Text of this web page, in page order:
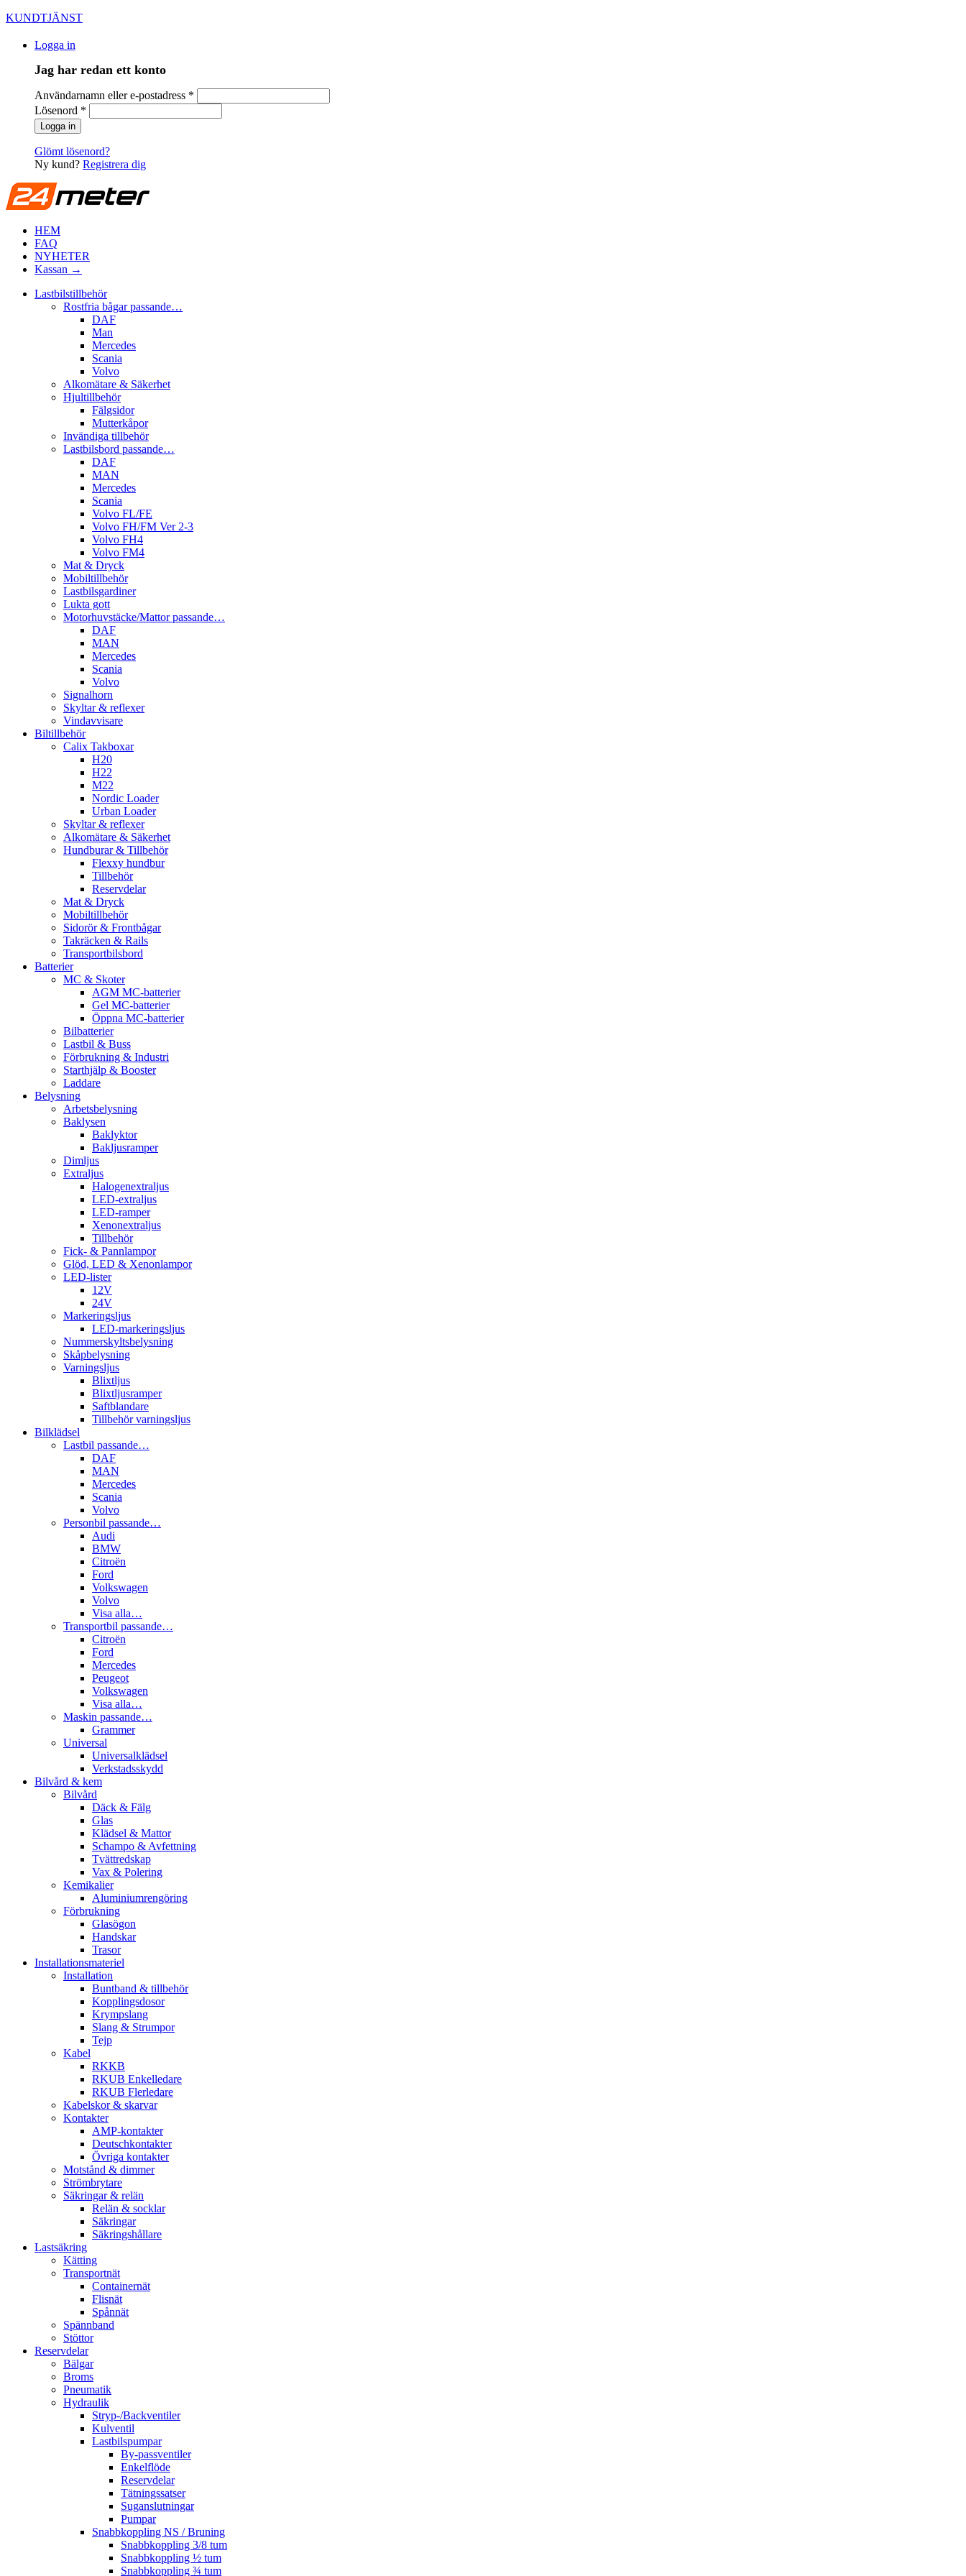
KUNDTJÄNST
Logga in
Jag har redan ett konto
Användarnamn eller e-postadress *
Lösenord *
Glömt lösenord?
Ny kund? Registrera dig
HEM
FAQ
NYHETER
Kassan →
Lastbilstillbehör
Rostfria bågar passande…
DAF
Man
Mercedes
Scania
Volvo
Alkomätare & Säkerhet
Hjultillbehör
Fälgsidor
Mutterkåpor
Invändiga tillbehör
Lastbilsbord passande…
DAF
MAN
Mercedes
Scania
Volvo FL/FE
Volvo FH/FM Ver 2-3
Volvo FH4
Volvo FM4
Mat & Dryck
Mobiltillbehör
Lastbilsgardiner
Lukta gott
Motorhuvstäcke/Mattor passande…
DAF
MAN
Mercedes
Scania
Volvo
Signalhorn
Skyltar & reflexer
Vindavvisare
Biltillbehör
Calix Takboxar
H20
H22
M22
Nordic Loader
Urban Loader
Skyltar & reflexer
Alkomätare & Säkerhet
Hundburar & Tillbehör
Flexxy hundbur
Tillbehör
Reservdelar
Mat & Dryck
Mobiltillbehör
Sidorör & Frontbågar
Takräcken & Rails
Transportbilsbord
Batterier
MC & Skoter
AGM MC-batterier
Gel MC-batterier
Öppna MC-batterier
Bilbatterier
Lastbil & Buss
Förbrukning & Industri
Starthjälp & Booster
Laddare
Belysning
Arbetsbelysning
Baklysen
Baklyktor
Bakljusramper
Dimljus
Extraljus
Halogenextraljus
LED-extraljus
LED-ramper
Xenonextraljus
Tillbehör
Fick- & Pannlampor
Glöd, LED & Xenonlampor
LED-lister
12V
24V
Markeringsljus
LED-markeringsljus
Nummerskyltsbelysning
Skåpbelysning
Varningsljus
Blixtljus
Blixtljusramper
Saftblandare
Tillbehör varningsljus
Bilklädsel
Lastbil passande…
DAF
MAN
Mercedes
Scania
Volvo
Personbil passande…
Audi
BMW
Citroën
Ford
Volkswagen
Volvo
Visa alla…
Transportbil passande…
Citroën
Ford
Mercedes
Peugeot
Volkswagen
Visa alla…
Maskin passande…
Grammer
Universal
Universalklädsel
Verkstadsskydd
Bilvård & kem
Bilvård
Däck & Fälg
Glas
Klädsel & Mattor
Schampo & Avfettning
Tvättredskap
Vax & Polering
Kemikalier
Aluminiumrengöring
Förbrukning
Glasögon
Handskar
Trasor
Installationsmateriel
Installation
Buntband & tillbehör
Kopplingsdosor
Krympslang
Slang & Strumpor
Tejp
Kabel
RKKB
RKUB Enkelledare
RKUB Flerledare
Kabelskor & skarvar
Kontakter
AMP-kontakter
Deutschkontakter
Övriga kontakter
Motstånd & dimmer
Strömbrytare
Säkringar & relän
Relän & socklar
Säkringar
Säkringshållare
Lastsäkring
Kätting
Transportnät
Containernät
Flisnät
Spånnät
Spännband
Stöttor
Reservdelar
Bälgar
Broms
Pneumatik
Hydraulik
Stryp-/Backventiler
Kulventil
Lastbilspumpar
By-passventiler
Enkelflöde
Reservdelar
Tätningssatser
Suganslutningar
Pumpar
Snabbkoppling NS / Bruning
Snabbkoppling 3/8 tum
Snabbkoppling ½ tum
Snabbkoppling ¾ tum